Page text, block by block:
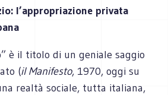
l’appropriazione privata
è il titolo di un geniale saggio
(il Manifesto, 1970, oggi su
realtà sociale, tutta italiana,